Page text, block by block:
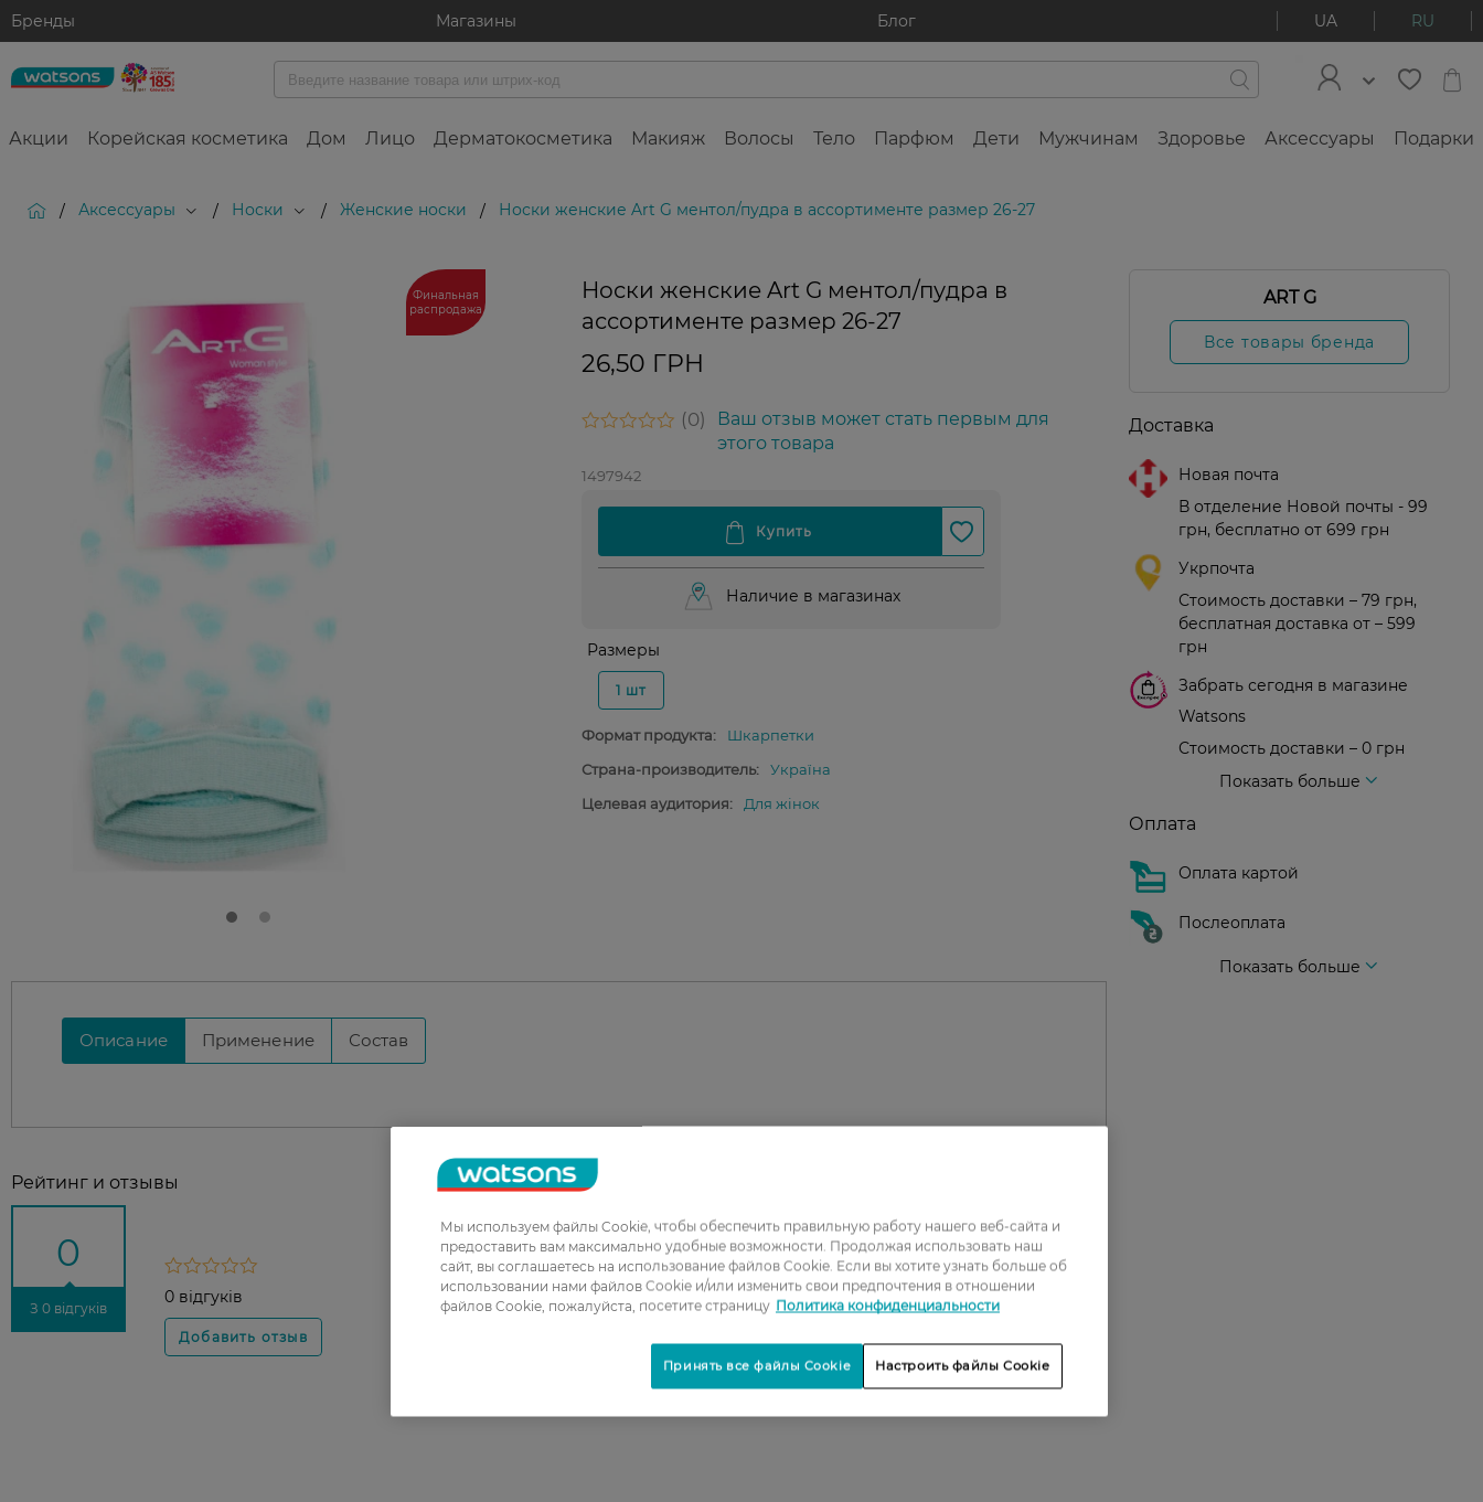
Бренды Магазины Блог UA RU
Акции Корейская косметика Дом Лицо Дерматокосметика Макияж Волосы Тело Парфюм Дети Мужчинам Здоровье Аксессуары Подарки
/ Аксессуары / Носки / Женские носки / Носки женские Art G ментол/пудра в ассортименте размер 26-27
Финальная
распродажа
Финальная
Носки женские Art G ментол/пудра в
ассортименте размер 26-27
26,50 ГРН
0
Ваш отзыв может стать первым для
этого товара
1497942
Наличие в магазинах
Размеры
1 шт
Формат продукта:
Шкарпетки
Страна-производитель:
Україна
Целевая аудитория:
Для жінок
Описание Применение Состав
Рейтинг и отзывы
0
З 0 відгуків
0 відгуків
1
2
3
4
ART G
Все товары бренда
Доставка
Новая почта
В отделение Новой почты - 99
грн, бесплатно от 699 грн
Укрпочта
Стоимость доставки – 79 грн,
бесплатная доставка от – 599
грн
Забрать сегодня в магазине
Watsons
Стоимость доставки – 0 грн
Показать больше
Оплата
Оплата картой
Послеоплата
Показать больше
Мы используем файлы Cookie, чтобы обеспечить правильную работу нашего веб-сайта и
предоставить вам максимально удобные возможности. Продолжая использовать наш
сайт, вы соглашаетесь на использование файлов Cookie. Если вы хотите узнать больше об
использовании нами файлов Cookie и/или изменить свои предпочтения в отношении
файлов Cookie, пожалуйста, посетите страницу Политика конфиденциальности
Настроить файлы Cookie
Принять все файлы Cookie